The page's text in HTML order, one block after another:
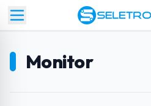
Monitor